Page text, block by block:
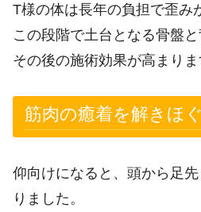
T様の体は長年の負担で歪み
この段階で土台となる骨盤と
その後の施術効果が高まりま
筋肉の癒着を解きほ
仰向けになると、頭から足
りました。